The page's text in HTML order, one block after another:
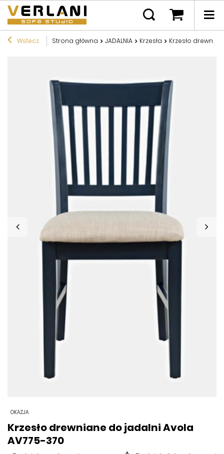
Wstecz Strona główna JADALNIA Krzesła Krzesło
OKAZJA
Krzesło drewniane do jadalni Avola
AV775-370